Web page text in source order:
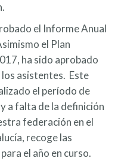
el Informe Anual
el Plan
ha sido aprobado
asistentes. Este
el período de
a falta de la definición
federación en el
recoge las
el año en curso.